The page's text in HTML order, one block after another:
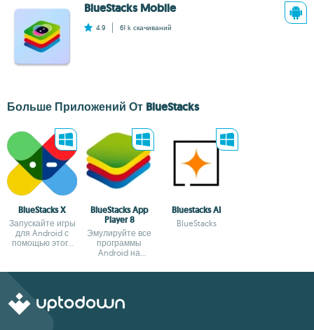
BlueStacks Mobile
4.9 61 k скачиваний
Больше Приложений От BlueStacks
BlueStacks X
Запускайте игры
для Android с
помощью этого
BlueStacks App
Player 8
Эмулируйте все
программы
Android на
Bluestacks AI
BlueStacks